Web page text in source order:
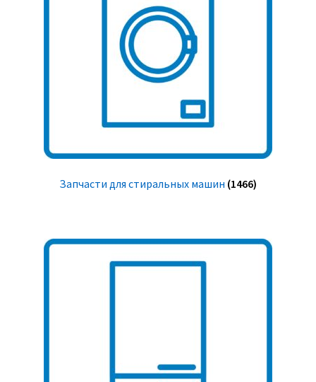
Запчасти для стиральных машин (1466)